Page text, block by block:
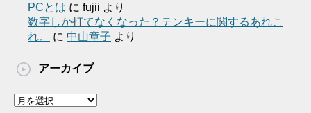
PCとは に fujii より
数字しか打てなくなった？テンキーに関するあれこ
れ。
に 中山章子 より
アーカイブ
ア